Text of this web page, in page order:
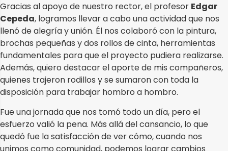
Gracias al apoyo de nuestro rector, el profesor Edgar
Cepeda, logramos llevar a cabo una actividad que nos
llenó de alegría y unión. Él nos colaboró con la pintura,
brochas pequeñas y dos rollos de cinta, herramientas
fundamentales para que el proyecto pudiera realizarse.
Además, quiero destacar el aporte de mis compañeros,
quienes trajeron rodillos y se sumaron con toda la
disposición para trabajar hombro a hombro.
Fue una jornada que nos tomó todo un día, pero el
esfuerzo valió la pena. Más allá del cansancio, lo que
quedó fue la satisfacción de ver cómo, cuando nos
unimos como comunidad, podemos lograr cambios